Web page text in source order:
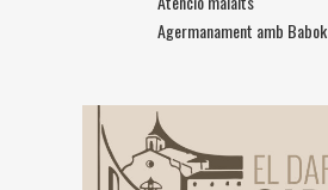
Agermanament amb Babok